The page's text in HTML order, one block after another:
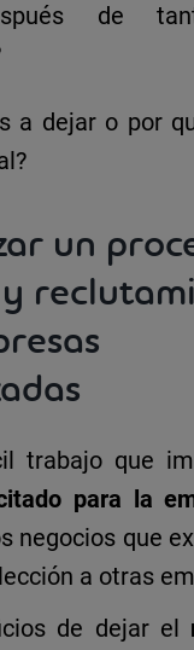
de
a dejar o por
un
trabajo que
para la
negocios que
a otras
de dejar el